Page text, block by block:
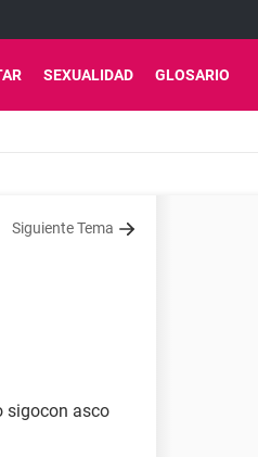
SEXUALIDAD GLOSARIO
Siguiente Tema
sigocon asco